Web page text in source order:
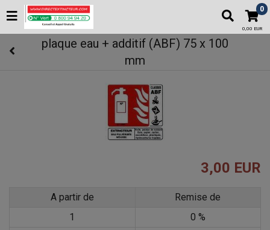
0
0,00 EUR
plaque eau + additif (ABF) 75 x 100
mm
3,00 EUR
A partir de
Remise de
1
0 %